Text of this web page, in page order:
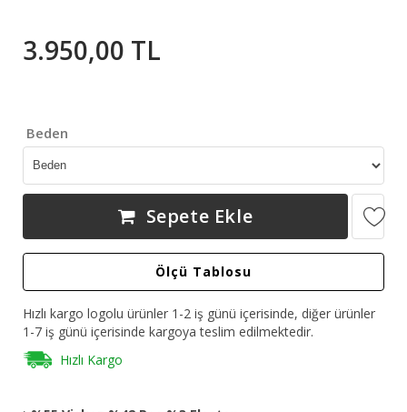
3.950,00 TL
Beden
Sepete Ekle
Ölçü Tablosu
Hızlı kargo logolu ürünler 1-2 iş günü içerisinde, diğer ürünler
1-7 iş günü içerisinde kargoya teslim edilmektedir.
Hızlı Kargo